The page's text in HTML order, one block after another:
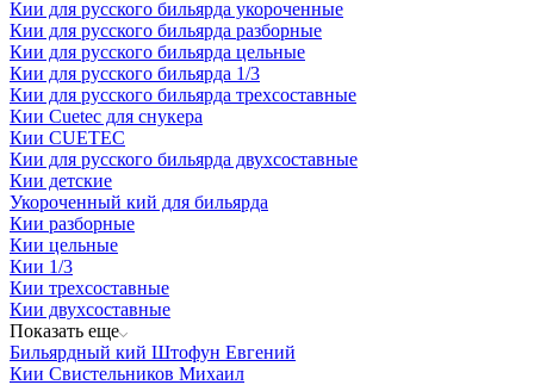
Кии для русского бильярда укороченные
Кии для русского бильярда разборные
Кии для русского бильярда цельные
Кии для русского бильярда 1/3
Кии для русского бильярда трехсоставные
Кии Сuetec для снукера
Кии CUETEC
Кии для русского бильярда двухсоставные
Кии детские
Укороченный кий для бильярда
Кии разборные
Кии цельные
Кии 1/3
Кии трехсоставные
Кии двухсоставные
Показать еще
Бильярдный кий Штофун Евгений
Кии Свистельников Михаил